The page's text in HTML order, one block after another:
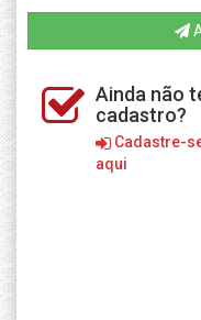
Ainda não
cadastro?
Cadastre-
aqui